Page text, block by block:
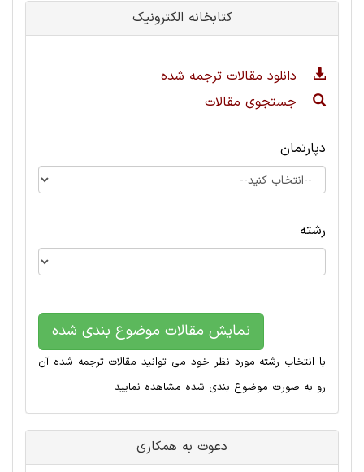
کتابخانه الکترونیک
دانلود مقالات ترجمه شده
جستجوی مقالات
دپارتمان
رشته
نمایش مقالات موضوع بندی شده
با انتخاب رشته مورد نظر خود می توانید مقالات ترجمه شده آن
رو به صورت موضوع بندی شده مشاهده نمایید
دعوت به همکاری